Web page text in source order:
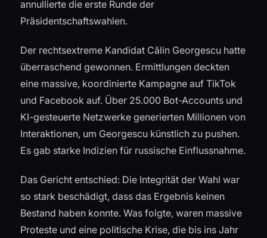
annullierte die erste Runde der
Präsidentschaftswahlen.
Der rechtsextreme Kandidat Călin Georgescu hatte
überraschend gewonnen. Ermittlungen deckten
eine massive, koordinierte Kampagne auf TikTok
und Facebook auf. Über 25.000 Bot-Accounts und
KI-gesteuerte Netzwerke generierten Millionen von
Interaktionen, um Georgescu künstlich zu pushen.
Es gab starke Indizien für russische Einflussnahme.
Das Gericht entschied: Die Integrität der Wahl war
so stark beschädigt, dass das Ergebnis keinen
Bestand haben konnte. Was folgte, waren massive
Proteste und eine politische Krise, die bis ins Jahr